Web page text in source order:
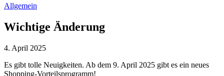
Allgemein
Wichtige Änderung
4. April 2025
Es gibt tolle Neuigkeiten. Ab dem 9. April 2025 gibt es ein neues
Shopping-Vorteilsprogramm!